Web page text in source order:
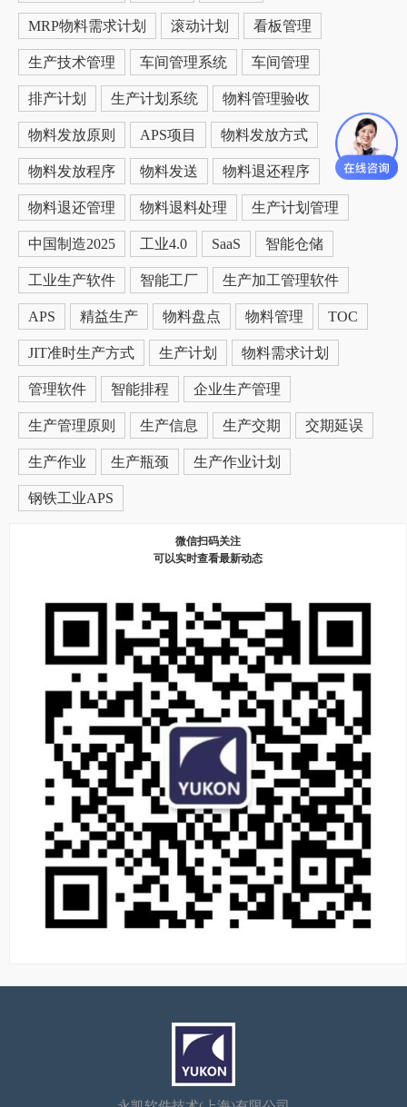
MRP物料需求计划 滚动计划 看板管理
生产技术管理 车间管理系统 车间管理
排产计划 生产计划系统 物料管理验收
物料发放原则 APS项目 物料发放方式
物料发放程序 物料发送 物料退还程序
物料退还管理 物料退料处理 生产计划管理
中国制造2025 工业4.0 SaaS 智能仓储
工业生产软件 智能工厂 生产加工管理软件
APS 精益生产 物料盘点 物料管理 TOC
JIT准时生产方式 生产计划 物料需求计划
管理软件 智能排程 企业生产管理
生产管理原则 生产信息 生产交期 交期延误
生产作业 生产瓶颈 生产作业计划
钢铁工业APS
微信扫码关注
可以实时查看最新动态